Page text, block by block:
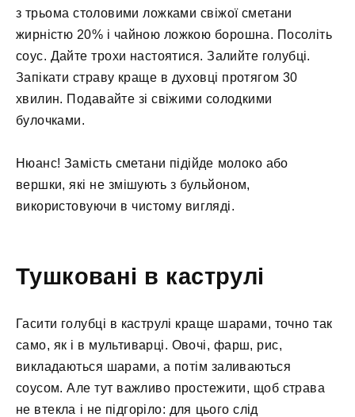
з трьома столовими ложками свіжої сметани
жирністю 20% і чайною ложкою борошна. Посоліть
соус. Дайте трохи настоятися. Залийте голубці.
Запікати страву краще в духовці протягом 30
хвилин. Подавайте зі свіжими солодкими
булочками.
Нюанс! Замість сметани підійде молоко або
вершки, які не змішують з бульйоном,
використовуючи в чистому вигляді.
Тушковані в каструлі
Гасити голубці в каструлі краще шарами, точно так
само, як і в мультиварці. Овочі, фарш, рис,
викладаються шарами, а потім заливаються
соусом. Але тут важливо простежити, щоб страва
не втекла і не підгоріло: для цього слід